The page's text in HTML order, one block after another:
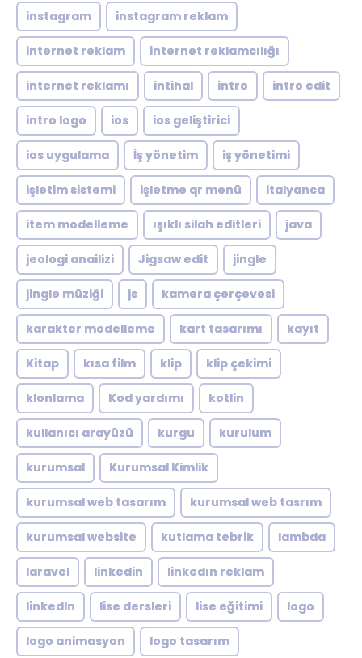
instagram instagram reklam
internet reklam internet reklamcılığı
internet reklamı intihal intro intro edit
intro logo ios ios geliştirici
ios uygulama İş yönetim iş yönetimi
işletim sistemi işletme qr menü italyanca
item modelleme ışıklı silah editleri java
jeologi anailizi Jigsaw edit jingle
jingle müziği js kamera çerçevesi
karakter modelleme kart tasarımı kayıt
Kitap kısa film klip klip çekimi
klonlama Kod yardımı kotlin
kullanıcı arayüzü kurgu kurulum
kurumsal Kurumsal Kimlik
kurumsal web tasarım kurumsal web tasrım
kurumsal website kutlama tebrik lambda
laravel linkedin linkedın reklam
linkedln lise dersleri lise eğitimi logo
logo animasyon logo tasarım